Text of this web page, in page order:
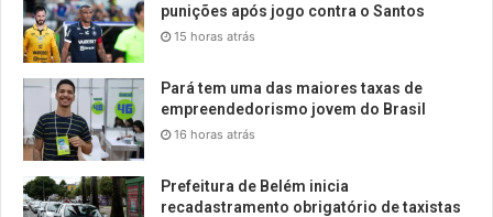
punições após jogo contra o Santos
15 horas atrás
Pará tem uma das maiores taxas de
empreendedorismo jovem do Brasil
16 horas atrás
Prefeitura de Belém inicia
recadastramento obrigatório de taxistas